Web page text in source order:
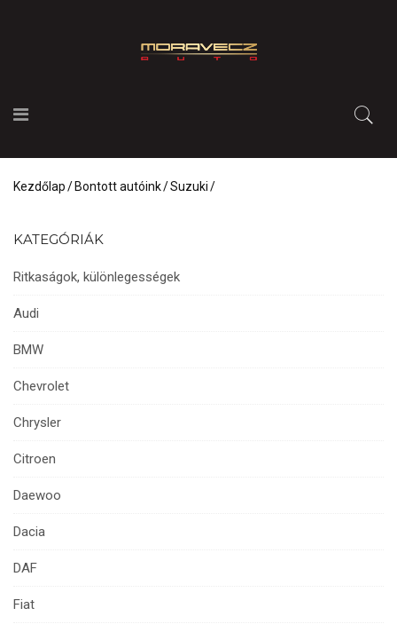
Kezdőlap Bontott autóink Suzuki
KATEGÓRIÁK
Ritkaságok, különlegességek
Audi
BMW
Chevrolet
Chrysler
Citroen
Daewoo
Dacia
DAF
Fiat